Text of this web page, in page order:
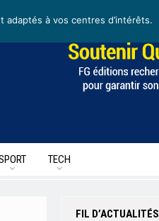
TECH
FIL D’ACTUALITÉS
à vos centres d’intérêts.